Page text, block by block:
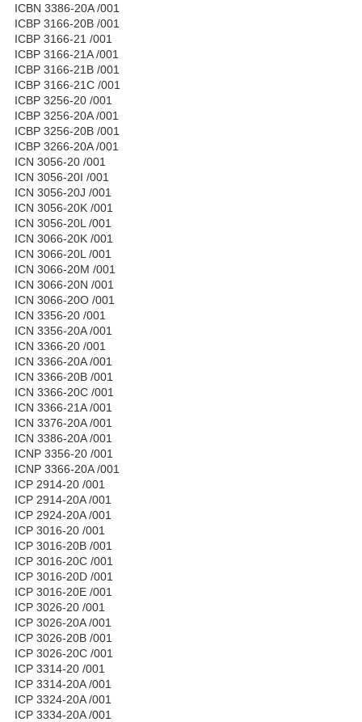
ICBN 3386-20A /001
ICBP 3166-20B /001
ICBP 3166-21 /001
ICBP 3166-21A /001
ICBP 3166-21B /001
ICBP 3166-21C /001
ICBP 3256-20 /001
ICBP 3256-20A /001
ICBP 3256-20B /001
ICBP 3266-20A /001
ICN 3056-20 /001
ICN 3056-20I /001
ICN 3056-20J /001
ICN 3056-20K /001
ICN 3056-20L /001
ICN 3066-20K /001
ICN 3066-20L /001
ICN 3066-20M /001
ICN 3066-20N /001
ICN 3066-20O /001
ICN 3356-20 /001
ICN 3356-20A /001
ICN 3366-20 /001
ICN 3366-20A /001
ICN 3366-20B /001
ICN 3366-20C /001
ICN 3366-21A /001
ICN 3376-20A /001
ICN 3386-20A /001
ICNP 3356-20 /001
ICNP 3366-20A /001
ICP 2914-20 /001
ICP 2914-20A /001
ICP 2924-20A /001
ICP 3016-20 /001
ICP 3016-20B /001
ICP 3016-20C /001
ICP 3016-20D /001
ICP 3016-20E /001
ICP 3026-20 /001
ICP 3026-20A /001
ICP 3026-20B /001
ICP 3026-20C /001
ICP 3314-20 /001
ICP 3314-20A /001
ICP 3324-20A /001
ICP 3334-20A /001